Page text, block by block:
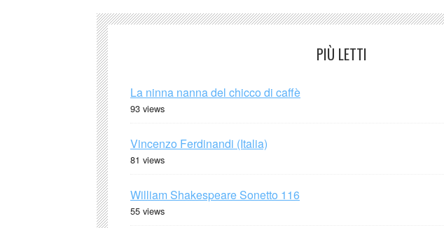
PIÙ LETTI
La ninna nanna del chicco di caffè
93 views
Vincenzo Ferdinandi (Italia)
81 views
William Shakespeare Sonetto 116
55 views